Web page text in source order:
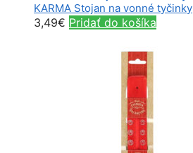
KARMA Stojan na vonné tyčinky
3,49€ Pridať do košíka